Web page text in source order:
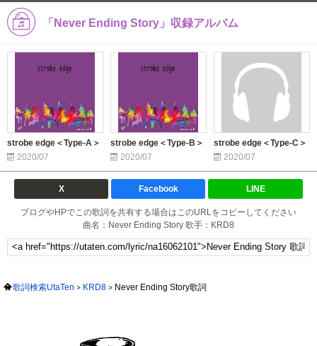
「Never Ending Story」収録アルバム
strobe edge＜Type-A＞
2020/07
strobe edge＜Type-B＞
2020/07
strobe edge＜Type-C＞
2020/07
X Facebook LINE
ブログやHPでこの歌詞を共有する場合はこのURLをコピーしてください
曲名：Never Ending Story 歌手：KRD8
歌詞検索UtaTen KRD8 Never Ending Story歌詞